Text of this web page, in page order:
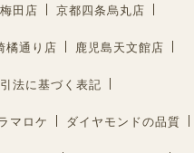
田店 京都四条烏丸店
橘通り店 鹿児島天文館店
法に基づく表記
マロケ ダイヤモンドの品質